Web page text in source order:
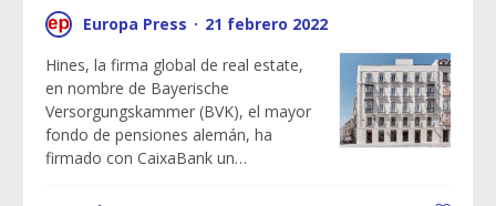
Europa Press · 21 febrero 2022
Hines, la firma global de real estate,
en nombre de Bayerische
Versorgungskammer (BVK), el mayor
fondo de pensiones alemán, ha
firmado con CaixaBank un…